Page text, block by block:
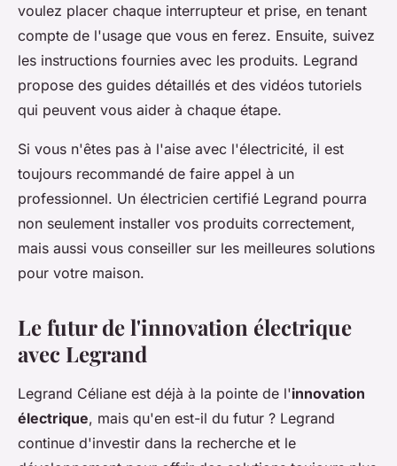
voulez placer chaque interrupteur et prise, en tenant
compte de l'usage que vous en ferez. Ensuite, suivez
les instructions fournies avec les produits. Legrand
propose des guides détaillés et des vidéos tutoriels
qui peuvent vous aider à chaque étape.
Si vous n'êtes pas à l'aise avec l'électricité, il est
toujours recommandé de faire appel à un
professionnel. Un électricien certifié Legrand pourra
non seulement installer vos produits correctement,
mais aussi vous conseiller sur les meilleures solutions
pour votre maison.
Le futur de l'innovation électrique
avec Legrand
Legrand Céliane est déjà à la pointe de l'innovation
électrique, mais qu'en est-il du futur ? Legrand
continue d'investir dans la recherche et le